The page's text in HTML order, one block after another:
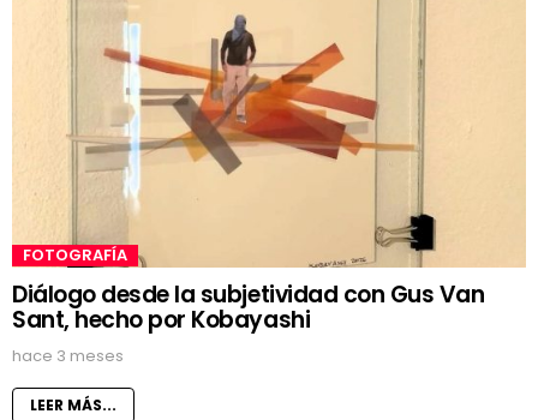
FOTOGRAFÍA
Diálogo desde la subjetividad con Gus Van
Sant, hecho por Kobayashi
hace 3 meses
LEER MÁS...